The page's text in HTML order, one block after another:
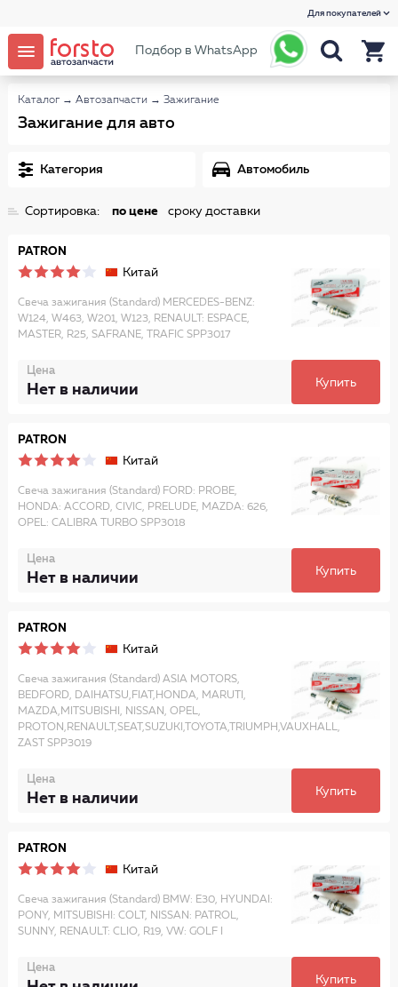
Для покупателей
Подбор в WhatsApp
Каталог → Автозапчасти → Зажигание
Зажигание для авто
Категория Автомобиль
Сортировка: по цене сроку доставки
PATRON
Китай
Свеча зажигания (Standard) MERCEDES-BENZ:
W124, W463, W201, W123, RENAULT: ESPACE,
MASTER, R25, SAFRANE, TRAFIC SPP3017
Цена
Нет в наличии Купить
PATRON
Китай
Свеча зажигания (Standard) FORD: PROBE,
HONDA: ACCORD, CIVIC, PRELUDE, MAZDA: 626,
OPEL: CALIBRA TURBO SPP3018
Цена
Нет в наличии Купить
PATRON
Китай
Свеча зажигания (Standard) ASIA MOTORS,
BEDFORD, DAIHATSU,FIAT,HONDA, MARUTI,
MAZDA,MITSUBISHI, NISSAN, OPEL,
PROTON,RENAULT,SEAT,SUZUKI,TOYOTA,TRIUMPH,VAUXHALL,
ZAST SPP3019
Цена
Нет в наличии Купить
PATRON
Китай
Свеча зажигания (Standard) BMW: E30, HYUNDAI:
PONY, MITSUBISHI: COLT, NISSAN: PATROL,
SUNNY, RENAULT: CLIO, R19, VW: GOLF I
Цена
Купить